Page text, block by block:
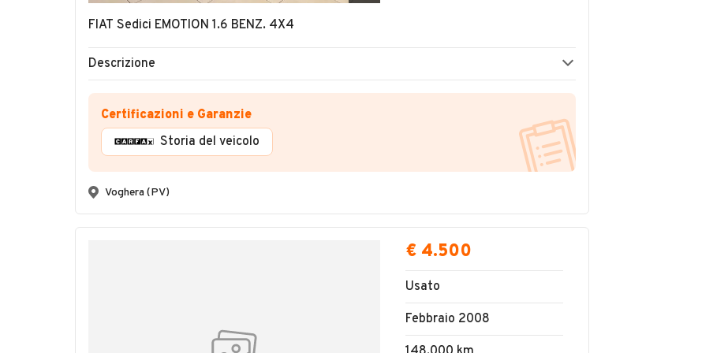
FIAT Sedici EMOTION 1.6 BENZ. 4X4
Descrizione
Certificazioni e Garanzie
Storia del veicolo
Voghera (PV)
€ 4.500
Usato
Febbraio 2008